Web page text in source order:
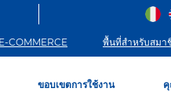
E-COMMERCE พื้นที่สำหรับสมา
ขอบเขตการใช้งาน